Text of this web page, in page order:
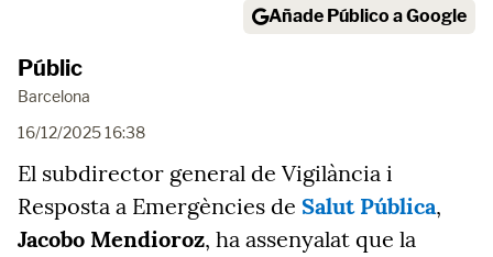
Añade Público a Google
Públic
Barcelona
16/12/2025 16:38
El subdirector general de Vigilància i
Resposta a Emergències de Salut Pública,
Jacobo Mendioroz, ha assenyalat que la